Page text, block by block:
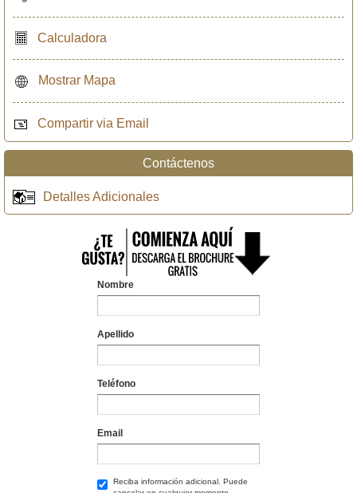
Calculadora
Mostrar Mapa
Compartir via Email
Contáctenos
Detalles Adicionales
Nombre
Apellido
Teléfono
Email
Reciba información adicional. Puede